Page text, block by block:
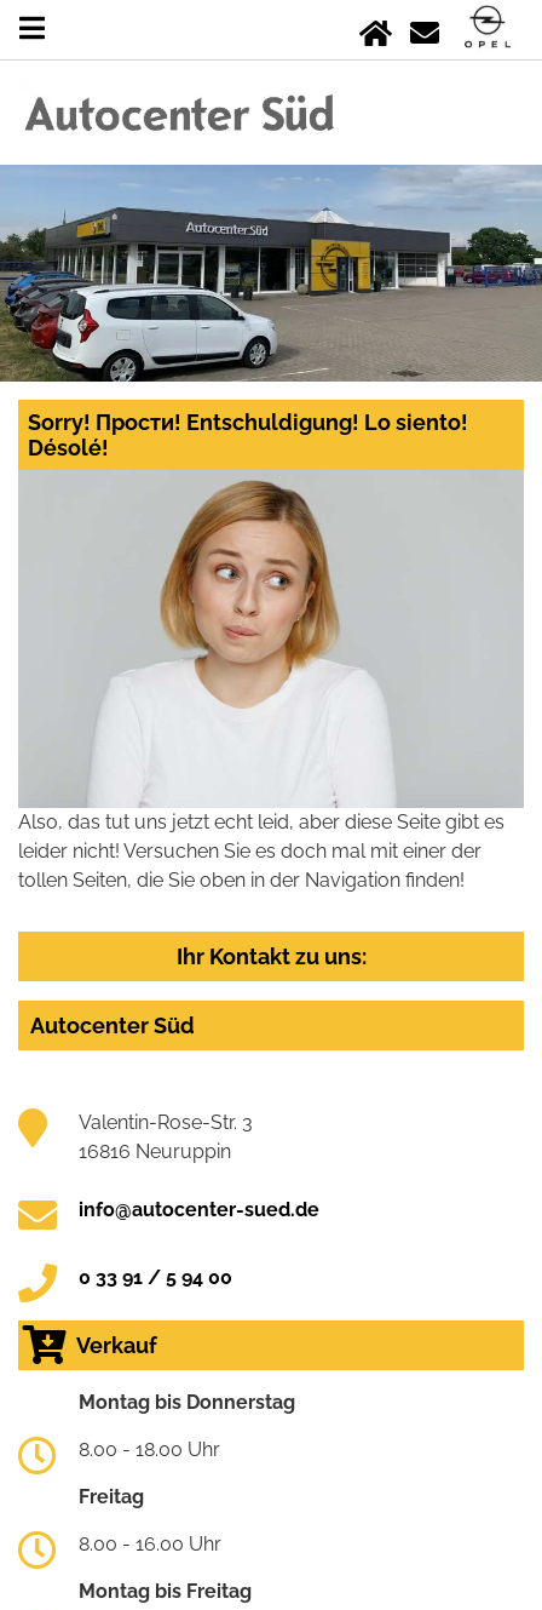
Sorry! Прости! Entschuldigung! Lo siento!
Désolé!
Also, das tut uns jetzt echt leid, aber diese Seite gibt es
leider nicht! Versuchen Sie es doch mal mit einer der
tollen Seiten, die Sie oben in der Navigation finden!
Ihr Kontakt zu uns:
Autocenter Süd
Valentin-Rose-Str. 3
16816 Neuruppin
info@autocenter-sued.de
0 33 91 / 5 94 00
Verkauf
Montag bis Donnerstag
8.00 - 18.00 Uhr
Freitag
8.00 - 16.00 Uhr
Montag bis Freitag